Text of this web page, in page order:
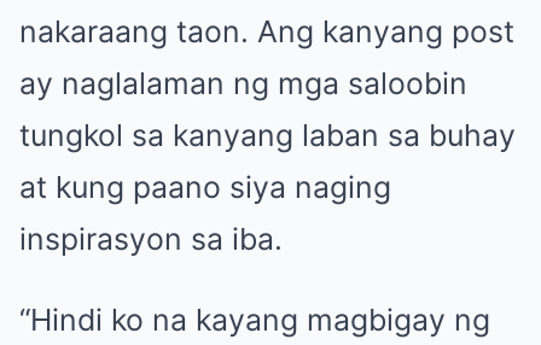
nakaraang taon. Ang kanyang post
ay naglalaman ng mga saloobin
tungkol sa kanyang laban sa buhay
at kung paano siya naging
inspirasyon sa iba.
“Hindi ko na kayang magbigay ng